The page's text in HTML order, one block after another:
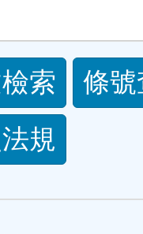
索
條
規